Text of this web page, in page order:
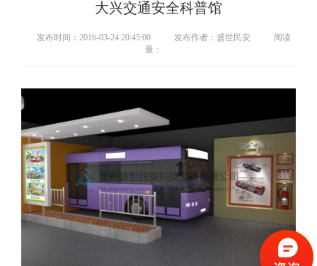
大兴交通安全科普馆
发布时间：2016-03-24 20:45:00 发布作者：盛世民安
阅读
量：